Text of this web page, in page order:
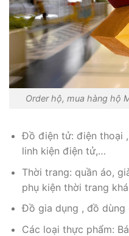
Order hộ, mua hàng hộ
Đồ điện tử: điện thoại
linh kiện điện tử,…
Thời trang: quần áo,
phụ kiện thời trang
Đồ gia dụng , đồ dùng
Các loại thực phẩm: